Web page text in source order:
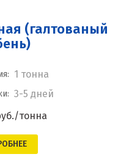
(галтованый
1 тонна
3-5 дней
тонна